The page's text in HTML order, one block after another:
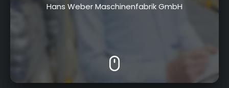
Hans Weber Maschinenfabrik GmbH